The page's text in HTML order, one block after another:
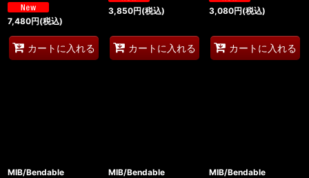
7,480円(税込)
カートに入れる
3,850円(税込)
カートに入れる
3,080円(税込)
カートに入れる
MIB/Bendable
MIB/Bendable
MIB/Bendable